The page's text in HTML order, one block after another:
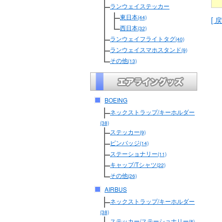
ランウェイステッカー
東日本(44)
西日本(32)
ランウェイフライトタグ(40)
ランウェイスマホスタンド(9)
その他(13)
BOEING
ネックストラップ/キーホルダー
(38)
ステッカー(9)
ピンバッジ(14)
ステーショナリー(11)
キャップ/Tシャツ(22)
その他(26)
AIRBUS
ネックストラップ/キーホルダー
(38)
[